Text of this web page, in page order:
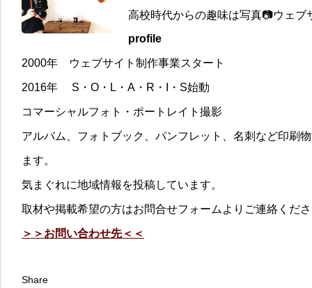
高校時代からの趣味は写真📷ウェブ
profile
2000年 ウェブサイト制作事業スタート
2016年 S・O・L・A・R・I・S始動
コマーシャルフォト・ポートレイト撮影
アルバム、フォトブック、パンフレット、名刺など印刷
ます。
気まぐれに地域情報を投稿しています。
取材や掲載希望の方はお問合せフォームよりご連絡くだ
＞＞お問い合わせ先＜＜
Share